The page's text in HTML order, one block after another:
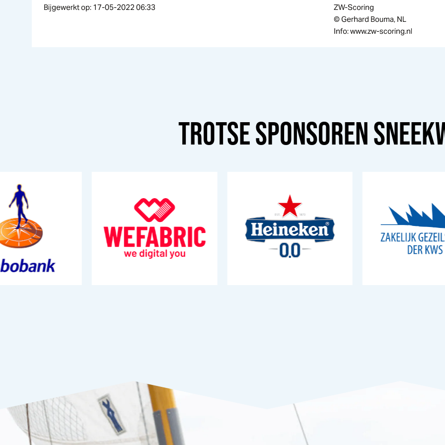
Bijgewerkt op: 17-05-2022 06:33
ZW-Scoring
© Gerhard Bouma, NL
Info: www.zw-scoring.nl
TROTSE SPONSORENSNEEK